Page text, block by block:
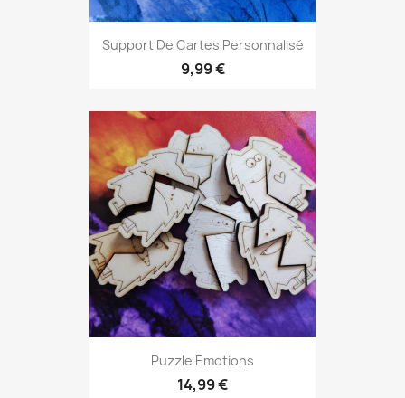
Support De Cartes Personnalisé
9,99 €
Puzzle Emotions
14,99 €